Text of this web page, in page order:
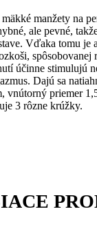
manžety na
ale pevné,
Vďaka tomu je
spôsobovanej
účinne stimulujú
Dajú sa
vnútorný priemer
3 rôzne krúžky.